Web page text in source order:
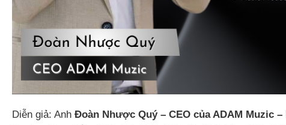
Diễn giả: Anh Đoàn Nhược Quý – CEO của ADAM Muzic –